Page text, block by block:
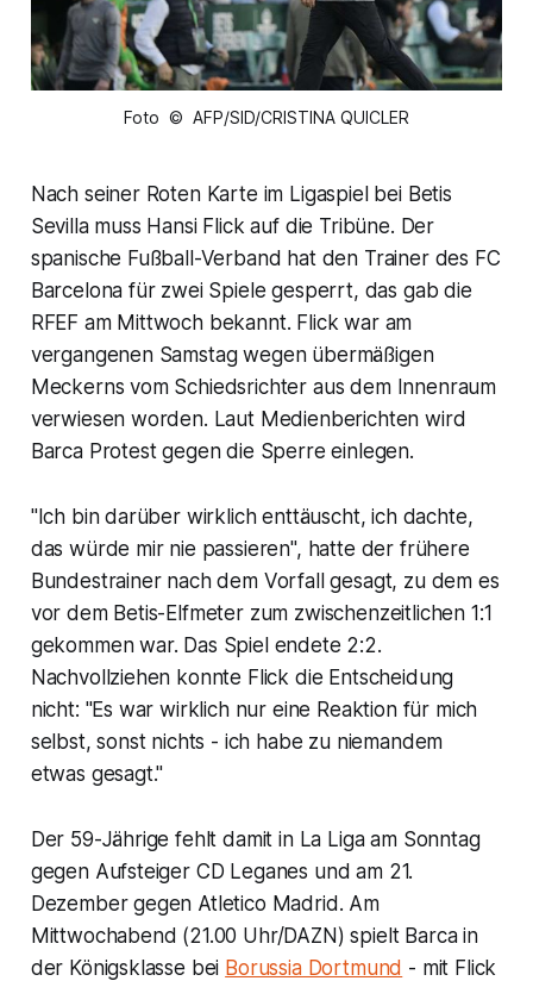
Foto © AFP/SID/CRISTINA QUICLER
Nach seiner Roten Karte im Ligaspiel bei Betis
Sevilla muss Hansi Flick auf die Tribüne. Der
spanische Fußball-Verband hat den Trainer des FC
Barcelona für zwei Spiele gesperrt, das gab die
RFEF am Mittwoch bekannt. Flick war am
vergangenen Samstag wegen übermäßigen
Meckerns vom Schiedsrichter aus dem Innenraum
verwiesen worden. Laut Medienberichten wird
Barca Protest gegen die Sperre einlegen.
"Ich bin darüber wirklich enttäuscht, ich dachte,
das würde mir nie passieren", hatte der frühere
Bundestrainer nach dem Vorfall gesagt, zu dem es
vor dem Betis-Elfmeter zum zwischenzeitlichen 1:1
gekommen war. Das Spiel endete 2:2.
Nachvollziehen konnte Flick die Entscheidung
nicht: "Es war wirklich nur eine Reaktion für mich
selbst, sonst nichts - ich habe zu niemandem
etwas gesagt."
Der 59-Jährige fehlt damit in La Liga am Sonntag
gegen Aufsteiger CD Leganes und am 21.
Dezember gegen Atletico Madrid. Am
Mittwochabend (21.00 Uhr/DAZN) spielt Barca in
der Königsklasse bei Borussia Dortmund - mit Flick